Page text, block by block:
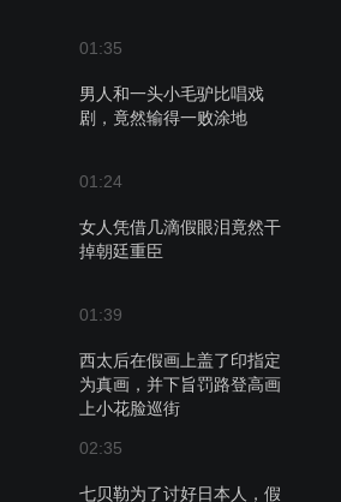
01:35
男人和一头小毛驴比唱戏
剧，竟然输得一败涂地
01:24
女人凭借几滴假眼泪竟然干
掉朝廷重臣
01:39
西太后在假画上盖了印指定
为真画，并下旨罚路登高画
上小花脸巡街
02:35
七贝勒为了讨好日本人，假